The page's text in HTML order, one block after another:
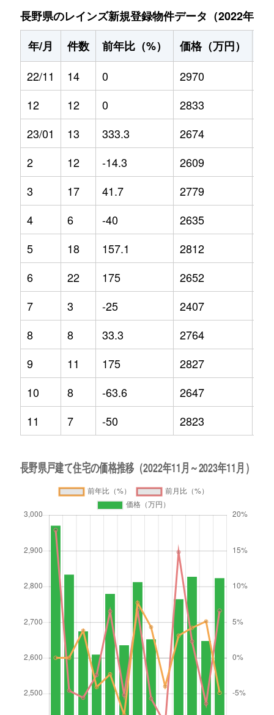
長野県のレインズ新規登録物件データ（2022年11
年/月
件数 前年比（%） 価格（万円）
22/11
14 0 2970
12
12 0 2833
23/01
13 333.3 2674
2
12 -14.3 2609
3
17 41.7 2779
4
6 -40 2635
5
18 157.1 2812
6
22 175 2652
7
3 -25 2407
8
8 33.3 2764
9
11 175 2827
10
8 -63.6 2647
11
7 -50 2823